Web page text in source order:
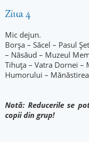
Ziua 4
Mic dejun.
Borșa – Săcel – Pasul
– Năsăud – Muzeul
Tihuța – Vatra Dornei –
Humorului –
Notă: Reducerile se
copii din grup!